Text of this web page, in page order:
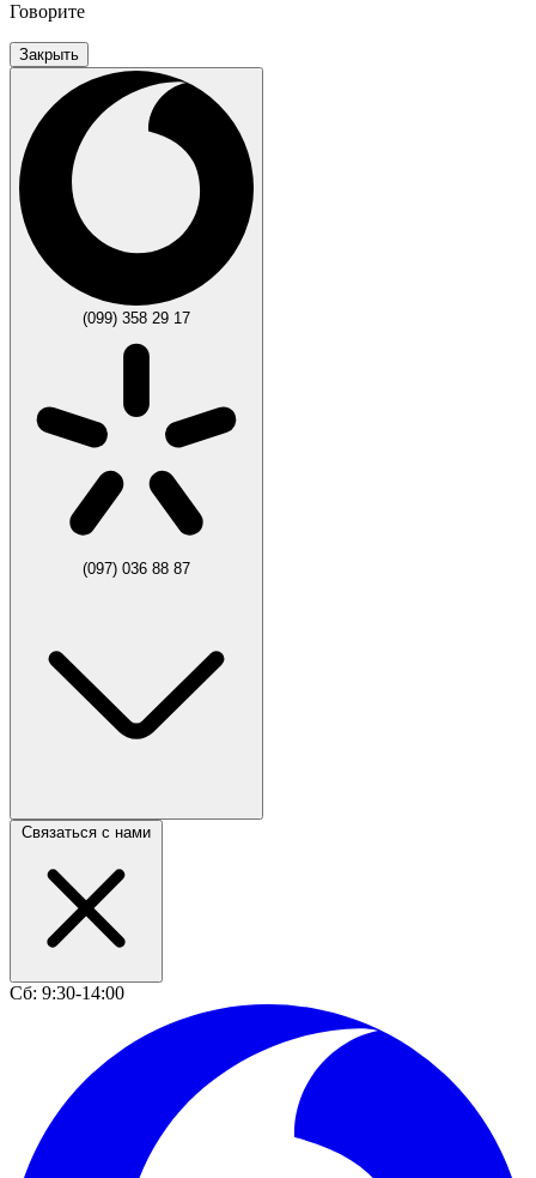
Говорите
Закрыть
(099) 358 29 17
(097) 036 88 87
Связаться с нами
Сб: 9:30-14:00